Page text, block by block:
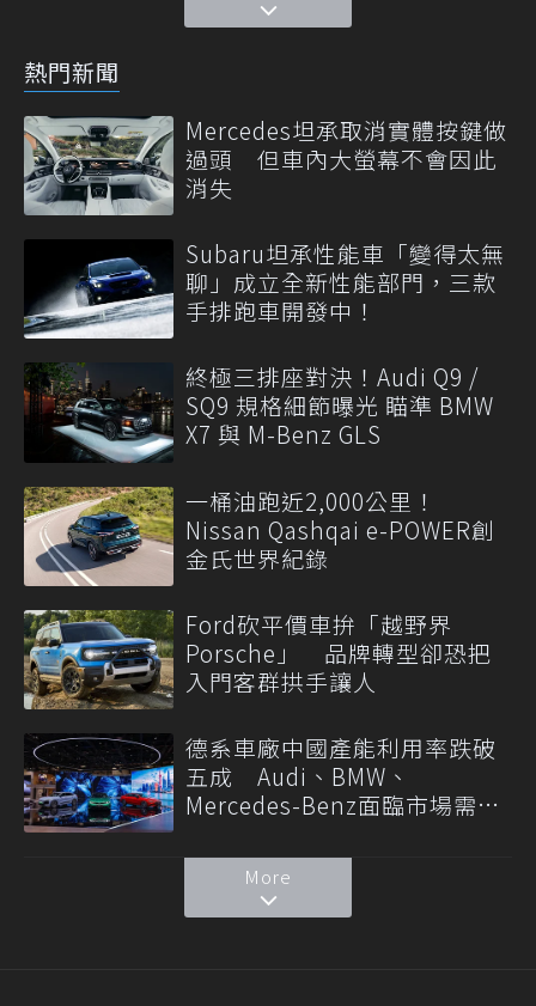
熱門新聞
Mercedes坦承取消實體按鍵做
過頭 但車內大螢幕不會因此
消失
Subaru坦承性能車「變得太無
聊」成立全新性能部門，三款
手排跑車開發中！
終極三排座對決！Audi Q9 /
SQ9 規格細節曝光 瞄準 BMW
X7 與 M-Benz GLS
一桶油跑近2,000公里！
Nissan Qashqai e-POWER創
金氏世界紀錄
Ford砍平價車拚「越野界
Porsche」 品牌轉型卻恐把
入門客群拱手讓人
德系車廠中國產能利用率跌破
五成 Audi、BMW、
Mercedes-Benz面臨市場需求
More